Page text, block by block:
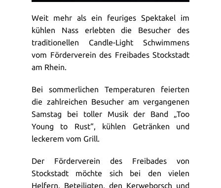
Weit mehr als ein feuriges Spektakel im
kühlen Nass erlebten die Besucher des
traditionellen Candle-Light Schwimmens
vom Förderverein des Freibades Stockstadt
am Rhein.
Bei sommerlichen Temperaturen feierten
die zahlreichen Besucher am vergangenen
Samstag bei toller Musik der Band „Too
Young to Rust“, kühlen Getränken und
leckerem vom Grill.
Der Förderverein des Freibades von
Stockstadt möchte sich bei den vielen
Helfern, Beteiligten, den Kerweborsch und